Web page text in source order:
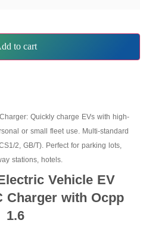
to cart
Quickly charge EVs with high-
or small fleet use. Multi-standard
2, GB/T). Perfect for parking lots,
stations, hotels.
Vehicle EV
Charger with Ocpp
1.6